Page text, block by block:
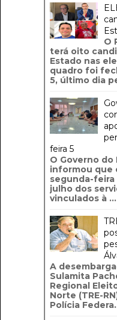
O
terá oito
Estado nas
quadro foi
5, último dia
feira 5
O Governo do
informou que
segunda-feira
julho dos
vinculados à ...
A
Sulamita
Regional
Norte (TRE-
Polícia